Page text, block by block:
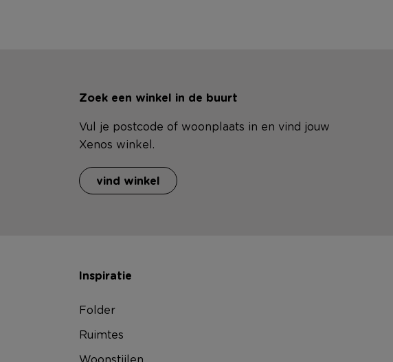
Zoek een winkel in de buurt
Vul je postcode of woonplaats in en vind jouw
Xenos winkel.
vind winkel
Inspiratie
Folder
Ruimtes
Woonstijlen